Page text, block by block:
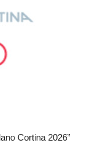
Cortina 2026”